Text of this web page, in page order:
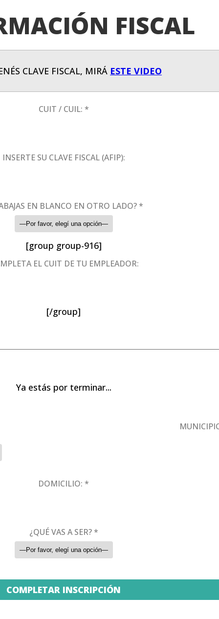
FISCAL
CLAVE FISCAL, MIRÁ ESTE VIDEO
CUIT / CUIL: *
INSERTE SU CLAVE FISCAL (AFIP):
EN BLANCO EN OTRO LADO? *
[group group-916]
EL CUIT DE TU EMPLEADOR:
[/group]
Ya estás por terminar...
DOMICILIO: *
¿QUÉ VAS A SER? *